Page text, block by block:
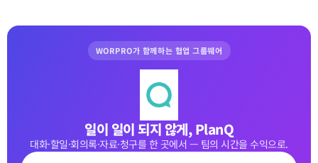
WORPRO가 함께하는 협업 그룹웨어
일이 일이 되지 않게, PlanQ
대화·할일·회의록·자료·청구를 한 곳에서 — 팀의 시간을 수익으로.